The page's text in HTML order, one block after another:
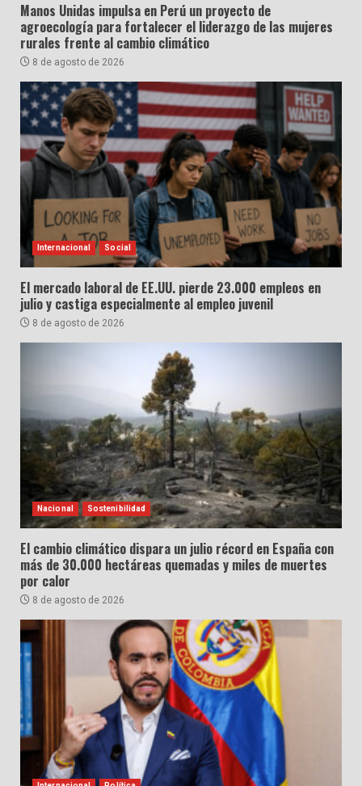
Manos Unidas impulsa en Perú un proyecto de
agroecología para fortalecer el liderazgo de las mujeres
rurales frente al cambio climático
8 de agosto de 2026
Internacional Social
El mercado laboral de EE.UU. pierde 23.000 empleos en
julio y castiga especialmente al empleo juvenil
8 de agosto de 2026
Nacional Sostenibilidad
El cambio climático dispara un julio récord en España con
más de 30.000 hectáreas quemadas y miles de muertes
por calor
8 de agosto de 2026